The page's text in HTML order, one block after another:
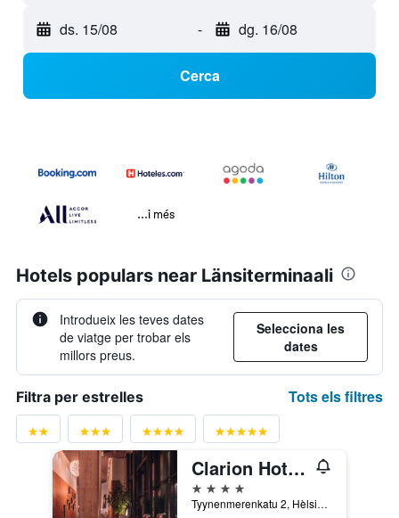
ds. 15/08 - dg. 16/08
Cerca
...i més
Hotels populars near Länsiterminaali
Introdueix les teves dates
de viatge per trobar els
millors preus.
Selecciona les
dates
Filtra per estrelles Tots els filtres
Clarion Hotel Helsinki
4 estrelles
Tyynenmerenkatu 2, Hèlsinki, Uusimaa, Finlàndia